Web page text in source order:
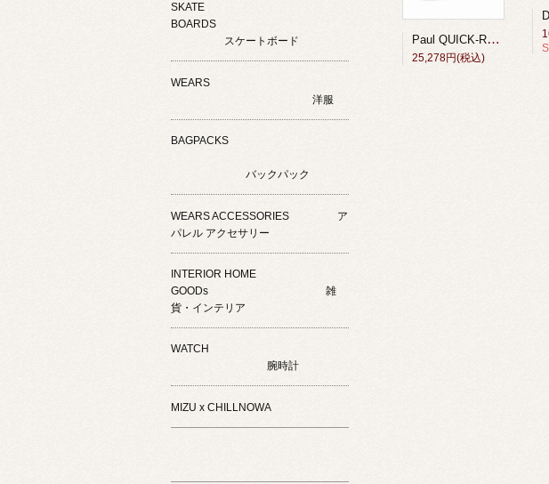
Paul QUICK-RELEASE SEAT COLLOR Black/Orange
25,278円(税込)
SKATE
BOARDS
スケートボード
WEARS
洋服
BAGPACKS
バックパック
WEARS ACCESSORIES ア
パレル アクセサリー
INTERIOR HOME
GOODs 雑
貨・インテリア
WATCH
腕時計
MIZU x CHILLNOWA